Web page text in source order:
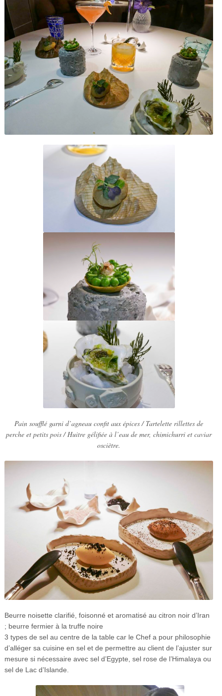
Pain soufflé garni d’agneau confit aux épices / Tartelette rillettes de
perche et petits pois / Huitre gélifiée à l’eau de mer, chimichurri et caviar
osciètre.
Beurre noisette clarifié, foisonné et aromatisé au citron noir d’Iran
; beurre fermier à la truffe noire
3 types de sel au centre de la table car le Chef a pour philosophie
d’alléger sa cuisine en sel et de permettre au client de l’ajuster sur
mesure si nécessaire avec sel d’Egypte, sel rose de l’Himalaya ou
sel de Lac d’Islande.